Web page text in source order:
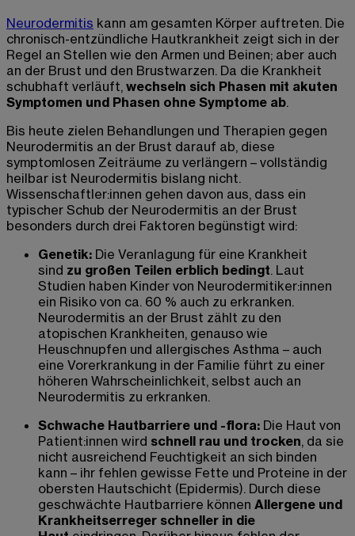
Neurodermitis kann am gesamten Körper auftreten. Die
chronisch-entzündliche Hautkrankheit zeigt sich in der
Regel an Stellen wie den Armen und Beinen; aber auch
an der Brust und den Brustwarzen. Da die Krankheit
schubhaft verläuft, wechseln sich Phasen mit akuten
Symptomen und Phasen ohne Symptome ab.
Bis heute zielen Behandlungen und Therapien gegen
Neurodermitis an der Brust darauf ab, diese
symptomlosen Zeiträume zu verlängern – vollständig
heilbar ist Neurodermitis bislang nicht.
Wissenschaftler:innen gehen davon aus, dass ein
typischer Schub der Neurodermitis an der Brust
besonders durch drei Faktoren begünstigt wird:
Genetik: Die Veranlagung für eine Krankheit
sind zu großen Teilen erblich bedingt. Laut
Studien haben Kinder von Neurodermitiker:innen
ein Risiko von ca. 60 % auch zu erkranken.
Neurodermitis an der Brust zählt zu den
atopischen Krankheiten, genauso wie
Heuschnupfen und allergisches Asthma – auch
eine Vorerkrankung in der Familie führt zu einer
höheren Wahrscheinlichkeit, selbst auch an
Neurodermitis zu erkranken.
Schwache Hautbarriere und -flora: Die Haut von
Patient:innen wird schnell rau und trocken, da sie
nicht ausreichend Feuchtigkeit an sich binden
kann – ihr fehlen gewisse Fette und Proteine in der
obersten Hautschicht (Epidermis). Durch diese
geschwächte Hautbarriere können Allergene und
Krankheitserreger schneller in die